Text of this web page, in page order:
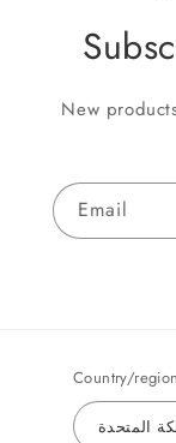
New
Email
Country/region